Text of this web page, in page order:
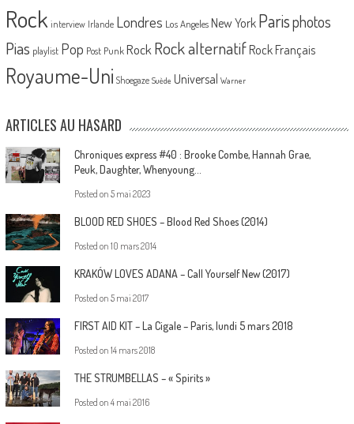
Rock interview Irlande Londres Los Angeles New York Parisphotos
Pias playlist Pop Post Punk Rock Rock alternatif Rock Français
Royaume-Uni Shoegaze Suède Universal Warner
ARTICLES AU HASARD
Chroniques express #40 : Brooke Combe, Hannah Grae,
Peuk, Daughter, Whenyoung…
Posted on 5 mai 2023
BLOOD RED SHOES – Blood Red Shoes (2014)
Posted on 10 mars 2014
KRAKÓW LOVES ADANA – Call Yourself New (2017)
Posted on 5 mai 2017
FIRST AID KIT – La Cigale – Paris, lundi 5 mars 2018
Posted on 14 mars 2018
THE STRUMBELLAS – « Spirits »
Posted on 4 mai 2016